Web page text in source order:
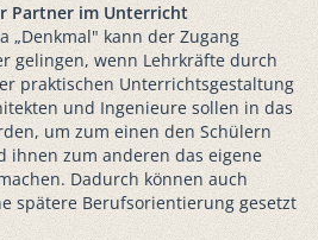
Partner im Unterricht
„Denkmal" kann der Zugang
gelingen, wenn Lehrkräfte durch
praktischen Unterrichtsgestaltung
und Ingenieure sollen in das
um zum einen den Schülern
ihnen zum anderen das eigene
Dadurch können auch
spätere Berufsorientierung gesetzt